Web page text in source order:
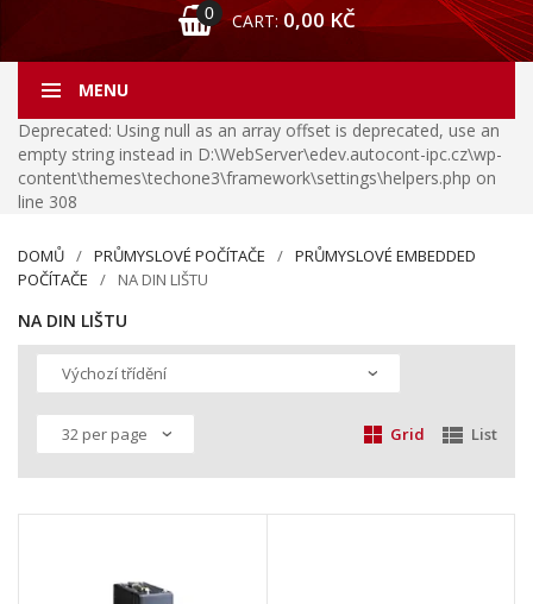
0 CART: 0,00 KČ
MENU
Deprecated: Using null as an array offset is deprecated, use an
empty string instead in D:\WebServer\edev.autocont-ipc.cz\wp-
content\themes\techone3\framework\settings\helpers.php on
line 308
DOMŮ PRŮMYSLOVÉ POČÍTAČE
PRŮMYSLOVÉ EMBEDDED
POČÍTAČE
NA DIN LIŠTU
NA DIN LIŠTU
Grid List